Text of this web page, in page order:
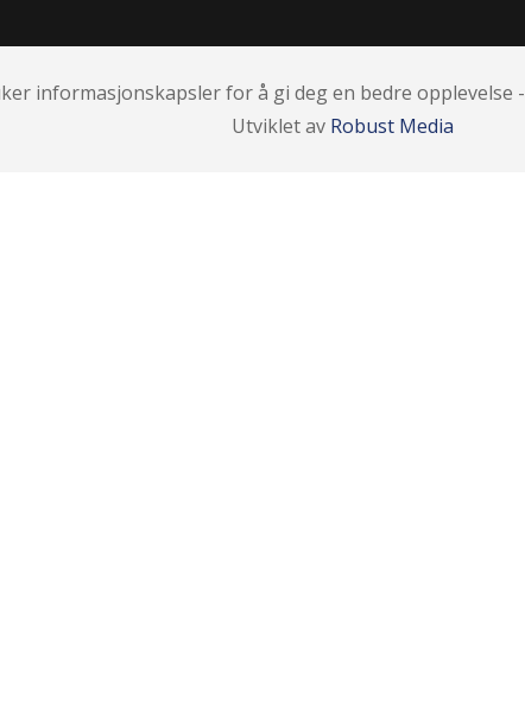
informasjonskapsler for å gi deg en bedre opplevelse -
Utviklet av Robust Media